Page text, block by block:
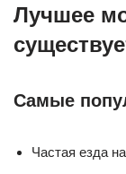
Лучшее
Самые
Частая езда